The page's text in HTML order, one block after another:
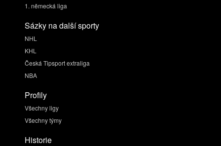
1. německá liga
Sázky na další sporty
NHL
KHL
Česká Tipsport extraliga
NBA
Profily
Všechny ligy
Všechny týmy
Historie